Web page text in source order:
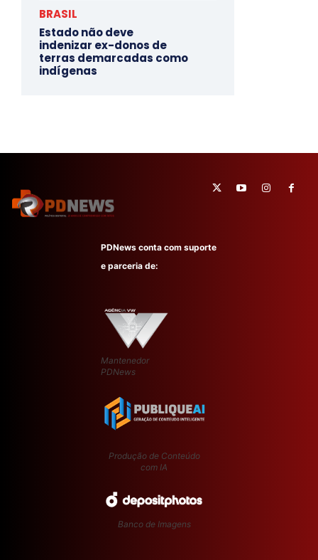
BRASIL
Estado não deve
indenizar ex-donos de
terras demarcadas como
indígenas
PDNews conta com suporte
e parceria de:
Mantenedor
PDNews
Produção de Conteúdo
com IA
Banco de Imagens